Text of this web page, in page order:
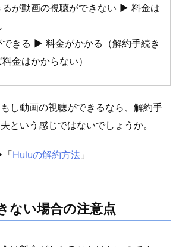
るが動画の視聴ができない ► 料金は
きる ► 料金がかかる（解約手続き
金はかからない）
し動画の視聴ができるなら、解約手
という感じではないでしょうか。
「Huluの解約方法 」
ない場合の注意点